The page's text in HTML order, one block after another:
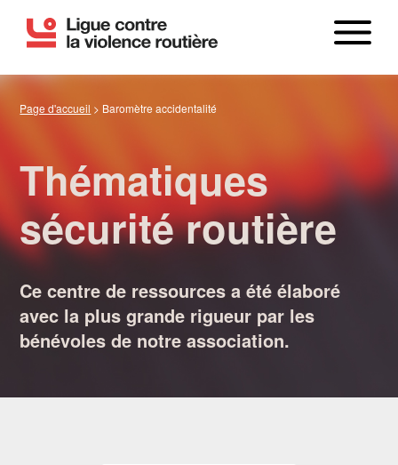
Page d'accueil > Baromètre accidentalité
Thématiques
sécurité routière
Ce centre de ressources a été élaboré
avec la plus grande rigueur par les
bénévoles de notre association.
LE BILAN